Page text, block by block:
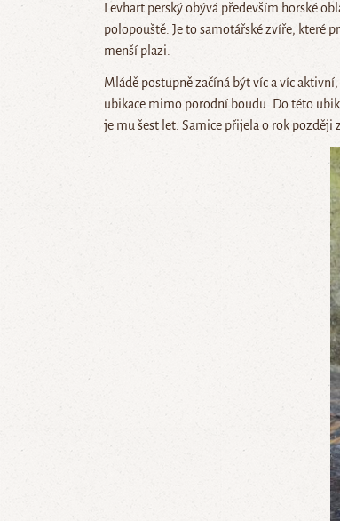
Levhart perský obývá především horské
polopouště. Je to samotářské zvíře, které
menší plazi.
Mládě postupně začíná být víc a víc
ubikace mimo porodní boudu. Do této
je mu šest let. Samice přijela o rok později